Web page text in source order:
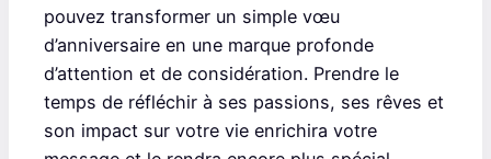
pouvez transformer un simple vœu
d’anniversaire en une marque profonde
d’attention et de considération. Prendre le
temps de réfléchir à ses passions, ses rêves et
son impact sur votre vie enrichira votre